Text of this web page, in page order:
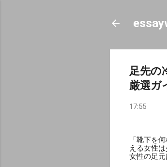
足先の
厳選ガ
17:55
「靴下を
える女性
女性の足元